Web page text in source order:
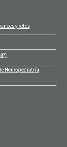
y retos
Neuropediatría